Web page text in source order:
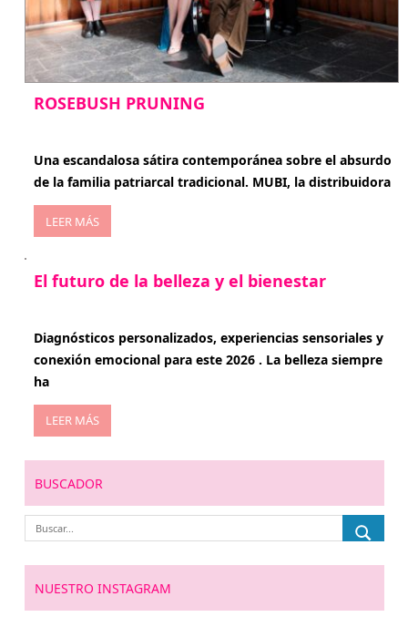
ROSEBUSH PRUNING
Una escandalosa sátira contemporánea sobre el absurdo
de la familia patriarcal tradicional. MUBI, la distribuidora
LEER MÁS
El futuro de la belleza y el bienestar
Diagnósticos personalizados, experiencias sensoriales y
conexión emocional para este 2026 . La belleza siempre
ha
LEER MÁS
BUSCADOR
NUESTRO INSTAGRAM